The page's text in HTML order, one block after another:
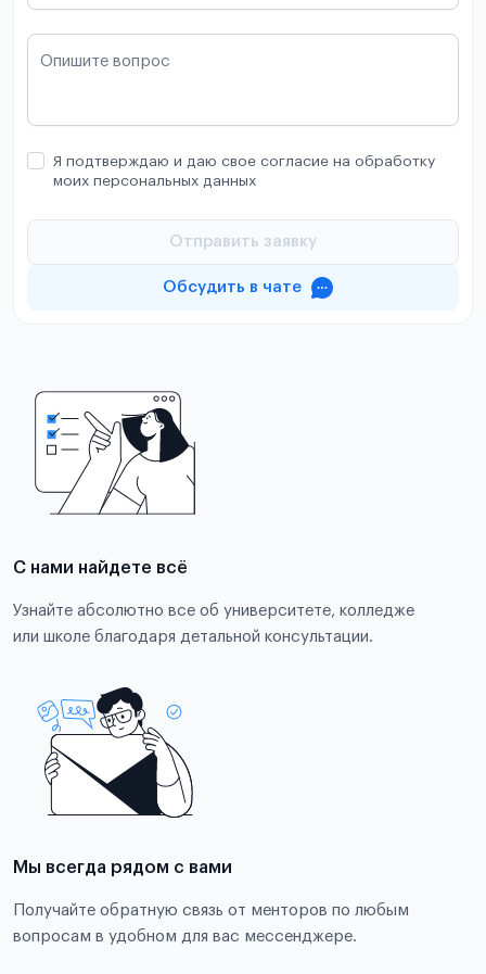
Опишите вопрос
Я подтверждаю и даю свое согласие на обработку
моих персональных данных
Отправить заявку
Обсудить в чате
С нами найдете всё
Узнайте абсолютно все об университете, колледже
или школе благодаря детальной консультации.
Мы всегда рядом с вами
Получайте обратную связь от менторов по любым
вопросам в удобном для вас мессенджере.